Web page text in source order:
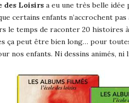
des Loisirs a eu une très belle
certains enfants n’accrochent
le temps de raconter 20 histoires
ça peut être bien long… pour
nos enfants. Ni dessins animés,